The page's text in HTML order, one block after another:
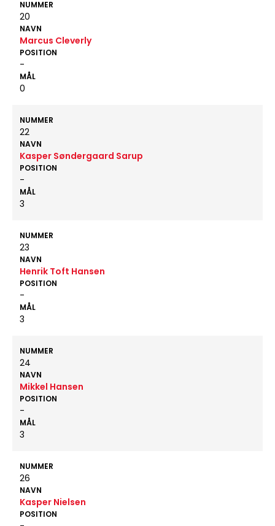
NUMMER
20
NAVN
Marcus Cleverly
POSITION
-
MÅL
0
NUMMER
22
NAVN
Kasper Søndergaard Sarup
POSITION
-
MÅL
3
NUMMER
23
NAVN
Henrik Toft Hansen
POSITION
-
MÅL
3
NUMMER
24
NAVN
Mikkel Hansen
POSITION
-
MÅL
3
NUMMER
26
NAVN
Kasper Nielsen
POSITION